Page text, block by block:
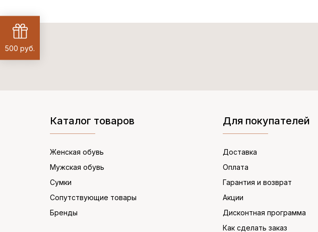
Каталог товаров
Женская обувь
Мужская обувь
Сумки
Сопутствующие товары
Бренды
Для покупателей
Доставка
Оплата
Гарантия и возврат
Акции
Дисконтная программа
Как сделать заказ
500 руб.